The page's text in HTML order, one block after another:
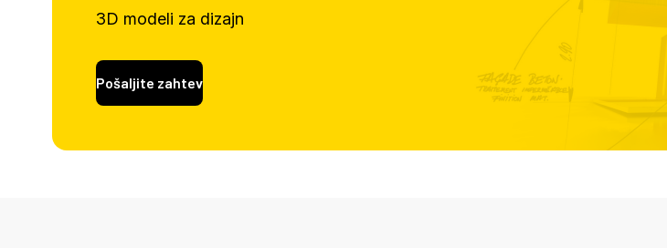
3D modeli za dizajn
Pošaljite zahtev